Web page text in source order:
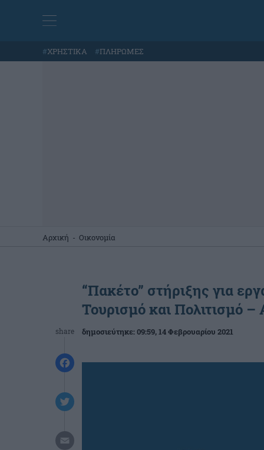
#ΧΡΗΣΤΙΚΑ #ΠΛΗΡΩΜΕΣ
Αρχική - Οικονομία
share
“Πακέτο” στήριξης για
Τουρισμό και Πολιτισμό –
δημοσιεύτηκε:09:59, 14 Φεβρουαρίου 2021